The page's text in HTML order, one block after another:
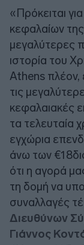
«Πρόκειται
κεφαλαίων της
μεγαλύτερες
ιστορία του
Athens πλέον,
τις
κεφαλαιακές
τα τελευταία
εγχώρια
άνω των
ότι η αγορά
τη δομή να
συναλλαγές
Διευθύνων
Γιάννος